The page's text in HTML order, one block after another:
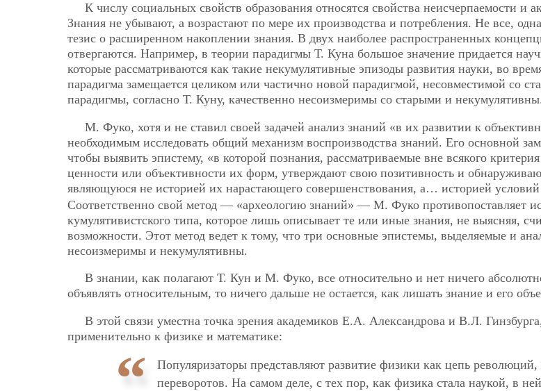
К числу социальных свойств образования относятся свойства неисчерпаемости и
Знания не убывают, а возрастают по мере их производства и потребления. Не все,
тезис о расширенном накоплении знания. В двух наиболее распространенных
отвергаются. Например, в теории парадигмы Т. Куна большое значение придается
которые рассматриваются как такие некумулятивные эпизоды развития науки, во
парадигма замещается целиком или частично новой парадигмой, несовместимой со
парадигмы, согласно Т. Куну, качественно несоизмеримы со старыми и
М. Фуко, хотя и не ставил своей задачей анализ знаний «в их развитии к
необходимым исследовать общий механизм воспроизводства знаний. Его основной
чтобы выявить эпистему, «в которой познания, рассматриваемые вне всякого
ценности или объективности их форм, утверждают свою позитивность и
являющуюся не историей их нарастающего совершенствования, а… историей
Соответственно свой метод — «археологию знаний» — М. Фуко противопоставляет
кумулятивистского типа, которое лишь описывает те или иные знания, не выясняя,
возможности. Этот метод ведет к тому, что три основные эпистемы, выделяемые и
несоизмеримы и некумулятивны.
В знании, как полагают Т. Кун и М. Фуко, все относительно и нет ничего
объявлять относительным, то ничего дальше не остается, как лишать знание и его
В этой связи уместна точка зрения академиков Е.А. Александрова и В.Л.
применительно к физике и математике:
Популяризаторы представляют развитие физики как цепь революций,
переворотов. На самом деле, с тех пор, как физика стала наукой, в